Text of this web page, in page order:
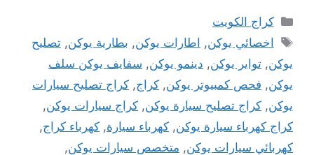
التصنيفات
كراج الكويت
الوسوم
اخصائي يوكن, اطارات يوكن, بطارية يوكن,تصليح
يوكن, تواير يوكن, دينمو يوكن, سفايف يوكن سلف
يوكن, فحص كمبيوتر يوكن, كراج, كراج تصليح سيارات
يوكن, كراج تصليح سيارة يوكن, كراج سيارات يوكن,
كراج كهرباء سيارة يوكن, كهرباء سيارة, كهرباء كراج,
كهربائي سيارات يوكن, متخصص سيارات يوكن,